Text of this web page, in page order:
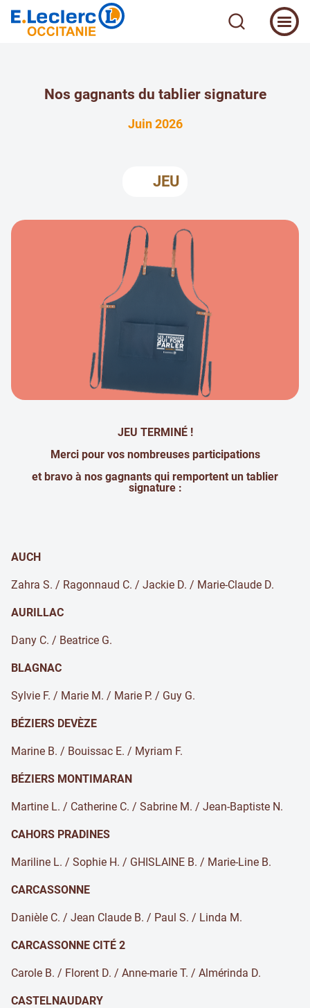
Nos gagnants du tablier signature
Juin 2026
JEU
JEU TERMINÉ !
Merci pour vos nombreuses participations
et bravo à nos gagnants qui remportent un tablier
signature :
AUCH
Zahra S. / Ragonnaud C. / Jackie D. / Marie-Claude D.
AURILLAC
Dany C. / Beatrice G.
BLAGNAC
Sylvie F. / Marie M. / Marie P. / Guy G.
BÉZIERS DEVÈZE
Marine B. / Bouissac E. / Myriam F.
BÉZIERS MONTIMARAN
Martine L. / Catherine C. / Sabrine M. / Jean-Baptiste N.
CAHORS PRADINES
Mariline L. / Sophie H. / GHISLAINE B. / Marie-Line B.
CARCASSONNE
Danièle C. / Jean Claude B. / Paul S. / Linda M.
CARCASSONNE CITÉ 2
Carole B. / Florent D. / Anne-marie T. / Almérinda D.
CASTELNAUDARY